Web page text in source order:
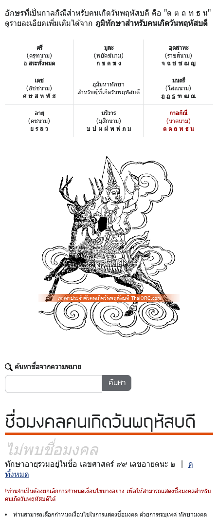
อักษรที่เป็นกาลกิณีสำหรับคนเกิดวันพฤหัสบดี คือ "ด ต ถ ท ธ น"
ดูรายละเอียดเพิ่มเติมได้จาก ภูมิทักษาสำหรับคนเกิดวันพฤหัสบดี
ศรี
(ครุฑนาม)
อ สระทั้งหมด
มูละ
(พยัคฆ์นาม)
ก ข ค ฆ ง
อุตสาหะ
(ราชสีนาม)
จ ฉ ช ซ ฌ ญ
เดช
(อัชชนาม)
ศ ษ ส ห ฬ ฮ
ภูมิมหาทักษา
สำหรับผู้ที่เกิดวันพฤหัสบดี
มนตรี
(โสณนาม)
ฎ ฏ ฐ ฑ ฒ ณ
อายุ
(คชนาม)
ย ร ล ว
บริวาร
(มุสิกนาม)
บ ป ผ ฝ พ ฟ ภ ม
กาลกิณี
(นาคนาม)
ด ต ถ ท ธ น
ค้นหาชื่อจากความหมาย
ชื่อมงคลคนเกิดวันพฤหัสบดี
ไม่พบชื่อมงคล
ทักษาอายุรวมอยู่ในชื่อ เลขศาสตร์ ๙๙ เลขอายตนะ ๒ | ดู
ทั้งหมด
!ท่านจำเป็นต้องยกเลิกการกำหนดเงื่อนไขบางอย่าง เพื่อให้สามารถแสดงชื่อมงคลสำหรับ
คนเกิดวันพฤหัสบดีได้
ท่านสามารถเลือกกำหนดเงื่อนไขในการแสดงชื่อมงคล ด้วยการระบุเพศ ทักษามงคล